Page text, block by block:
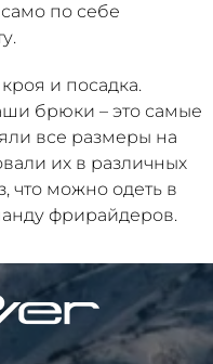
по себе
и посадка.
брюки – это самые
все размеры на
их в различных
что можно одеть в
фрирайдеров.